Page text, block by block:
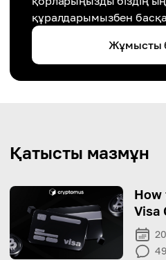
құралдарымызбен
Жұмысты
Қатысты мазмұн
How
Visa
49